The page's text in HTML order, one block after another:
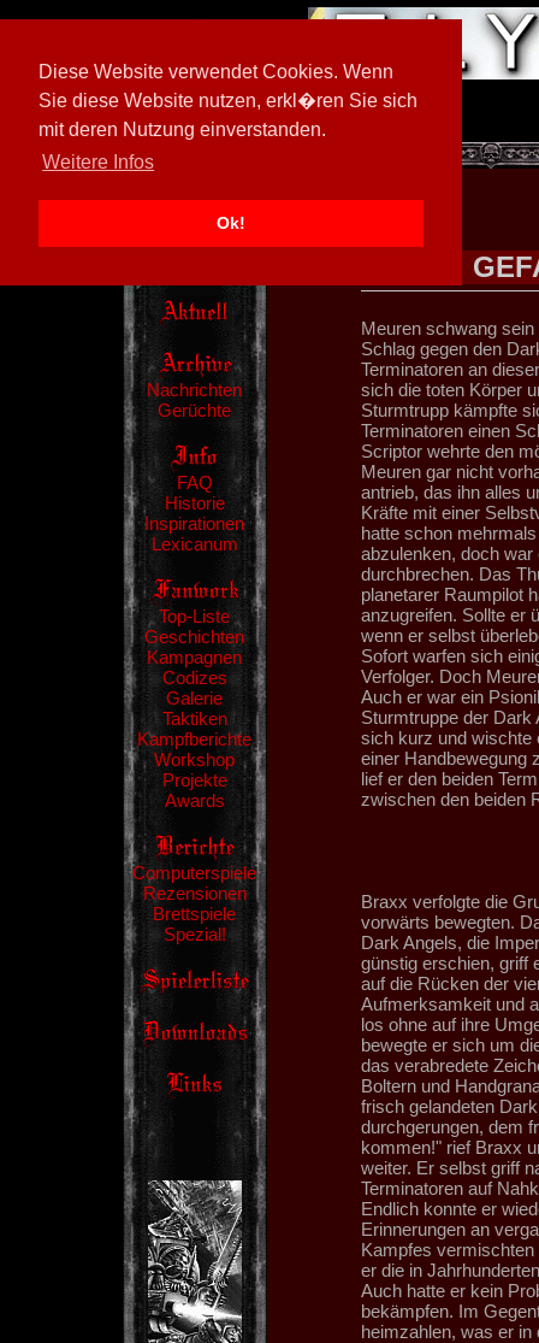
Diese Website verwendet Cookies. Wenn
Sie diese Website nutzen, erkl�ren Sie sich
mit deren Nutzung einverstanden.
Weitere Infos
Ok!
[ 605026/M3]
Nachrichten
Gerüchte
FAQ
Historie
Inspirationen
Lexicanum
Top-Liste
Geschichten
Kampagnen
Codizes
Galerie
Taktiken
Kampfberichte
Workshop
Projekte
Awards
Computerspiele
Rezensionen
Brettspiele
Spezial!
Meuren schwang
Schlag gegen den
Terminatoren an
sich die toten Körper
Sturmtrupp kämpfte
Terminatoren einen
Scriptor wehrte den
Meuren gar nicht
antrieb, das ihn alles
Kräfte mit einer
hatte schon
abzulenken, doch
durchbrechen. Das
planetarer Raumpilot
anzugreifen. Sollte er
wenn er selbst
Sofort warfen sich
Verfolger. Doch
Auch er war ein
Sturmtruppe der Dark
sich kurz und wischte
einer Handbewegung
lief er den beiden
zwischen den beiden
Braxx verfolgte die
vorwärts bewegten.
Dark Angels, die
günstig erschien, griff
auf die Rücken der
Aufmerksamkeit und
los ohne auf ihre
bewegte er sich um
das verabredete
Boltern und
frisch gelandeten
durchgerungen, dem
kommen!" rief Braxx
weiter. Er selbst griff
Terminatoren auf
Endlich konnte er
Erinnerungen an
Kampfes
er die in
Auch hatte er kein
bekämpfen. Im
heimzahlen, was er in